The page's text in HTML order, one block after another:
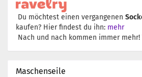
Du möchtest einen vergangenen
kaufen? Hier findest du ihn: mehr
Nach und nach kommen immer mehr!
Maschenseile